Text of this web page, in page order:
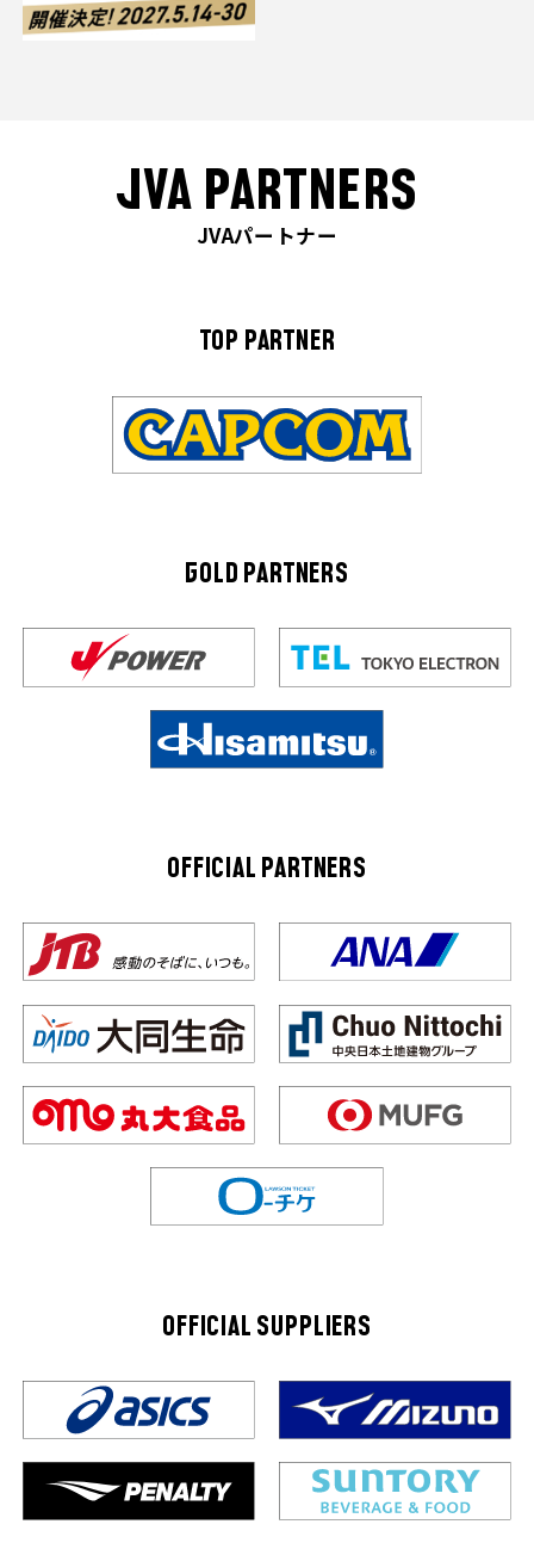
JVA PARTNERS
JVAパートナー
TOP PARTNER
GOLD PARTNERS
OFFICIAL PARTNERS
OFFICIAL SUPPLIERS